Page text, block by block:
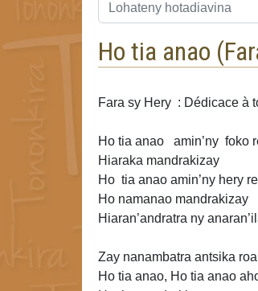
Ho tia anao (
Fara sy Hery : Dédicace à
Ho tia anao
amin’ny foko
Hiaraka mandrakizay
Ho tia anao amin’ny hery
Ho namanao mandrakizay
Hiaran’andratra ny
Zay nanambatra antsika
Ho tia anao, Ho tia anao